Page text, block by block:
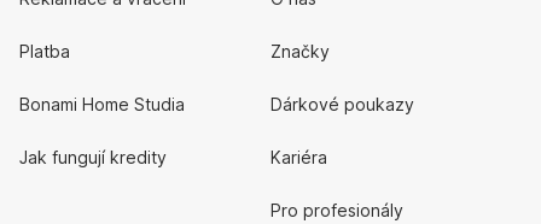
Platba
Bonami Home Studia
Jak fungují kredity
Značky
Dárkové poukazy
Kariéra
Pro profesionály